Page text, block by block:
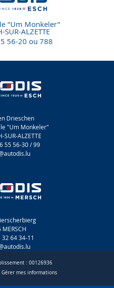
"Um Monkeler"
SUR-ALZETTE
56-20 ou 788
Drieschen
"Um Monkeler"
SUR-ALZETTE
55 56-30 / 99
MERSCH
32 64 34-11
: 00126936
Gérer mes informations